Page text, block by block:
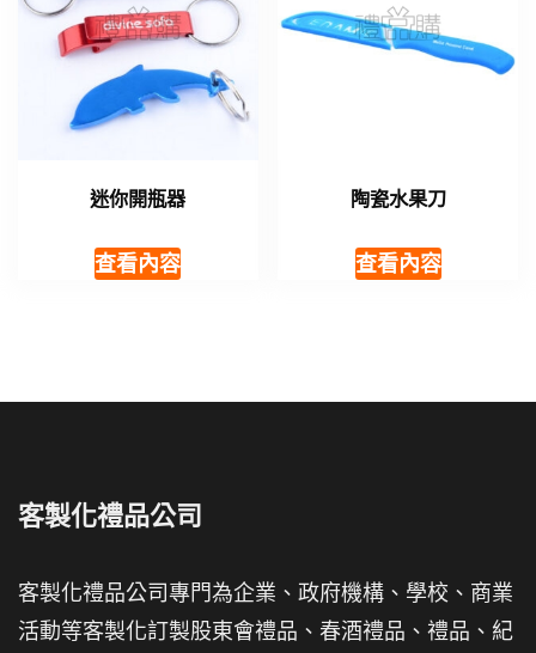
迷你開瓶器
查看內容
陶瓷水果刀
查看內容
客製化禮品公司
客製化禮品公司專門為企業、政府機構、學校、商業
活動等客製化訂製股東會禮品、春酒禮品、禮品、紀